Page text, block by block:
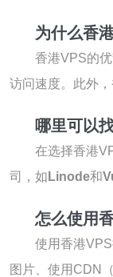
为什么香
香港VPS的
访问速度。此外
哪里可以
在选择香港
司，如 Linode和
怎么使用
使用香港
图片、使用CDN